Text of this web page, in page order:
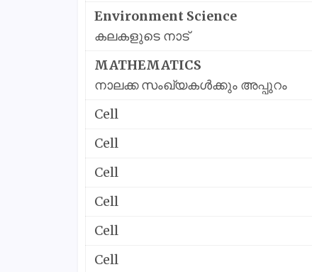
Environment Science
കലകളുടെ നാട്
MATHEMATICS
നാലക്ക സംഖ്യകൾക്കും അപ്പുറം
Cell
Cell
Cell
Cell
Cell
Cell